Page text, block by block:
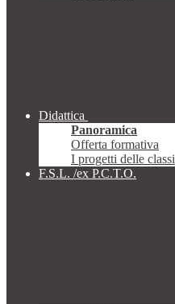
Didattica
Panoramica
Offerta formativa
I progetti delle classi
F.S.L. /ex P.C.T.O.